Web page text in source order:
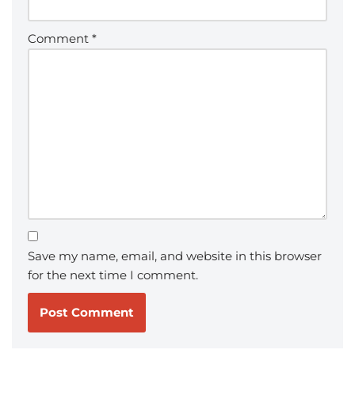
Comment *
Save my name, email, and website in this browser
for the next time I comment.